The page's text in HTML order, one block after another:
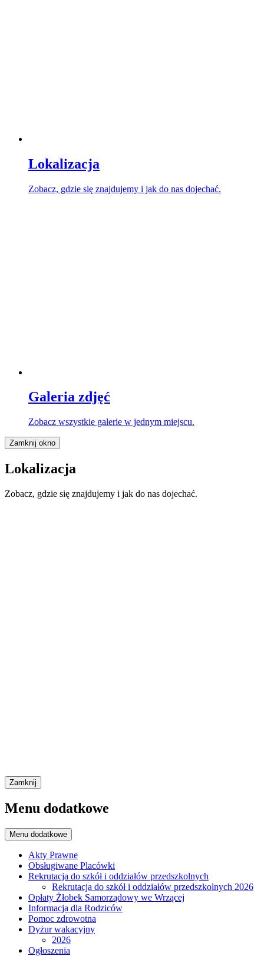
Lokalizacja
Zobacz, gdzie się znajdujemy i jak do nas dojechać.
Galeria zdjęć
Zobacz wszystkie galerie w jednym miejscu.
Zamknij okno
Lokalizacja
Zobacz, gdzie się znajdujemy i jak do nas dojechać.
Zamknij
Menu dodatkowe
Menu dodatkowe
Akty Prawne
Obsługiwane Placówki
Rekrutacja do szkół i oddziałów przedszkolnych
Rekrutacja do szkół i oddziałów przedszkolnych 2026
Opłaty Żłobek Samorządowy we Wrzącej
Informacja dla Rodziców
Pomoc zdrowotna
Dyżur wakacyjny
2026
Ogłoszenia